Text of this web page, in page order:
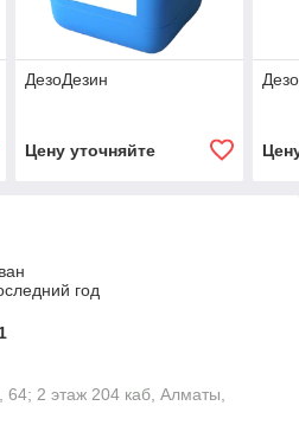
ДезоДезин
Цену уточняйте
год
2 этаж 204 каб, Алматы,